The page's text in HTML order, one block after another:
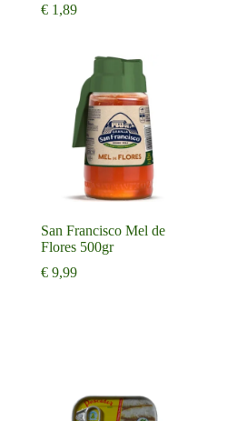
€ 1,89
San Francisco Mel de
Flores 500gr
€ 9,99